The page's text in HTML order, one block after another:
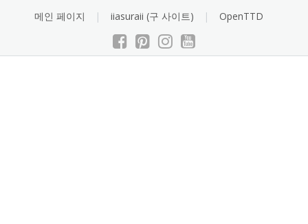
메인 페이지 iiasuraii (구 사이트) OpenTTD